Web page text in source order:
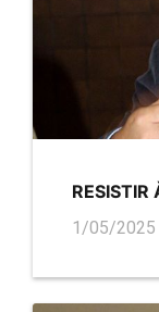
RESISTIR
1/05/2025